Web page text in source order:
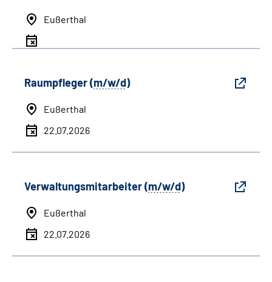
Eußerthal
Raumpfleger (m/w/d)
Eußerthal
22.07.2026
Verwaltungsmitarbeiter (m/w/d)
Eußerthal
22.07.2026